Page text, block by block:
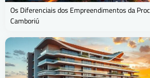
Os Diferenciais dos Empreendimentos da
Camboriú